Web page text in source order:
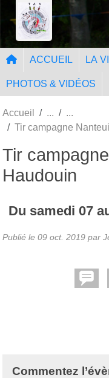
ACCUEIL LA
PHOTOS & VIDÉOS
Accueil
Tir campagne
Tir
Haudouin
Du samedi 07
Publié le 09 oct. 2019 par
Commentez
Panneau de gestion des